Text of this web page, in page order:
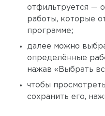
отфильтруется —
работы, которые
программе;
далее можно
определённые
нажав «Выбрать
чтобы
сохранить его,